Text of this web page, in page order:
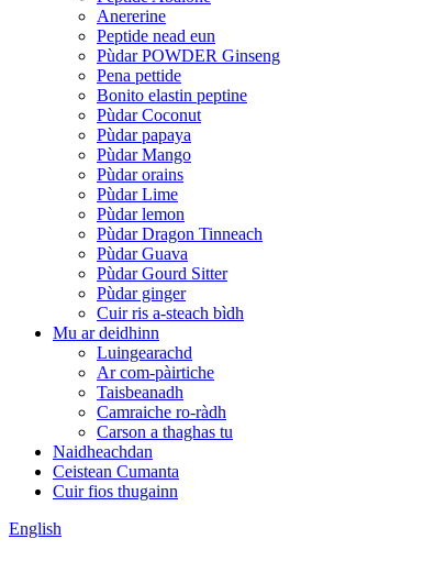
Anererine
Peptide nead eun
Pùdar POWDER Ginseng
Pena pettide
Bonito elastin peptine
Pùdar Coconut
Pùdar papaya
Pùdar Mango
Pùdar orains
Pùdar Lime
Pùdar lemon
Pùdar Dragon Tinneach
Pùdar Guava
Pùdar Gourd Sitter
Pùdar ginger
Cuir ris a-steach bìdh
Mu ar deidhinn
Luingearachd
Ar com-pàirtiche
Taisbeanadh
Camraiche ro-ràdh
Carson a thaghas tu
Naidheachdan
Ceistean Cumanta
Cuir fios thugainn
English